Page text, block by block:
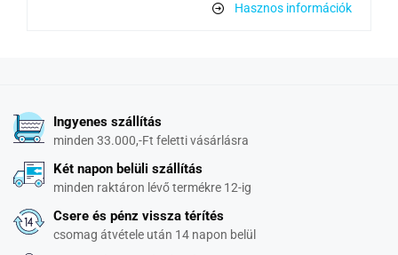
Hasznos információk
Ingyenes szállítás
minden 33.000,-Ft feletti vásárlásra
Két napon belüli szállítás
minden raktáron lévő termékre 12-ig
Csere és pénz vissza térítés
csomag átvétele után 14 napon belül